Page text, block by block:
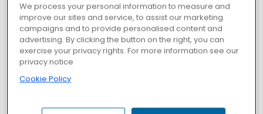
Dotted Girl: Back to School
We process your personal information to measure and
improve our sites and service, to assist our marketing
campaigns and to provide personalised content and
advertising. By clicking the button on the right, you can
exercise your privacy rights. For more information see our
privacy notice
Cookie Policy